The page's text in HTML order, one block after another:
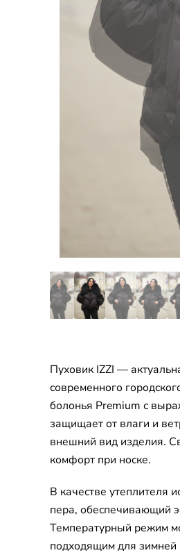
Пуховик IZZI —
современного
болонья Premium с
защищает от влаги и
внешний вид изделия.
комфорт при носке.
В качестве утеплителя
пера, обеспечивающий
Температурный режим
подходящим для зимней